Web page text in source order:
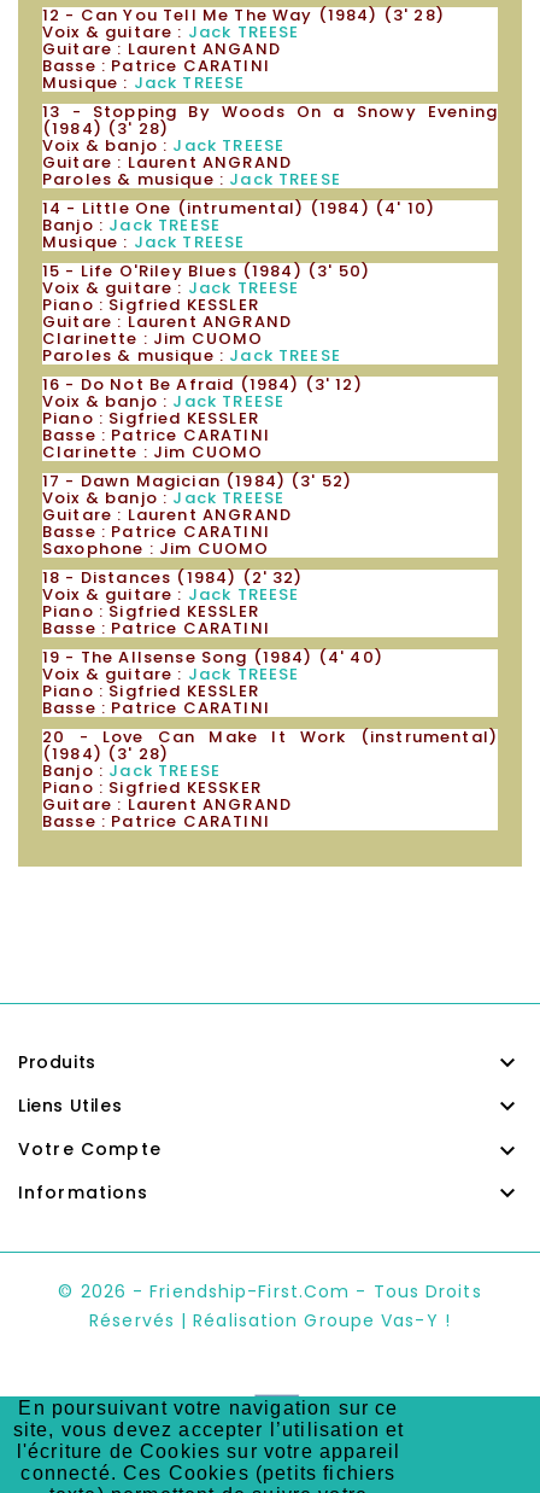
12 - Can You Tell Me The Way (1984) (3' 28)
Voix & guitare : Jack TREESE
Guitare : Laurent ANGAND
Basse : Patrice CARATINI
Musique : Jack TREESE
13 - Stopping By Woods On a Snowy Evening
(1984) (3' 28)
Voix & banjo : Jack TREESE
Guitare : Laurent ANGRAND
Paroles & musique : Jack TREESE
14 - Little One (intrumental) (1984) (4' 10)
Banjo : Jack TREESE
Musique : Jack TREESE
15 - Life O'Riley Blues (1984) (3' 50)
Voix & guitare : Jack TREESE
Piano : Sigfried KESSLER
Guitare : Laurent ANGRAND
Clarinette : Jim CUOMO
Paroles & musique : Jack TREESE
16 - Do Not Be Afraid (1984) (3' 12)
Voix & banjo : Jack TREESE
Piano : Sigfried KESSLER
Basse : Patrice CARATINI
Clarinette : Jim CUOMO
17 - Dawn Magician (1984) (3' 52)
Voix & banjo :Jack TREESE
Guitare : Laurent ANGRAND
Basse : Patrice CARATINI
Saxophone : Jim CUOMO
18 - Distances (1984) (2' 32)
Voix & guitare : Jack TREESE
Piano : Sigfried KESSLER
Basse : Patrice CARATINI
19 - The Allsense Song (1984) (4' 40)
Voix & guitare : Jack TREESE
Piano : Sigfried KESSLER
Basse : Patrice CARATINI
20 - Love Can Make It Work (instrumental)
(1984) (3' 28)
Banjo : Jack TREESE
Piano : Sigfried KESSKER
Guitare : Laurent ANGRAND
Basse : Patrice CARATINI
Produits 
Liens Utiles 
Votre Compte 
Informations 
En poursuivant votre navigation sur ce
site, vous devez accepter l’utilisation et
l'écriture de Cookies sur votre appareil
connecté. Ces Cookies (petits fichiers
© 2026 - Friendship-First.com - Tous Droits
Réservés | Réalisation Groupe Vas-Y !
Depuis plus de 25 ans, Le meilleur